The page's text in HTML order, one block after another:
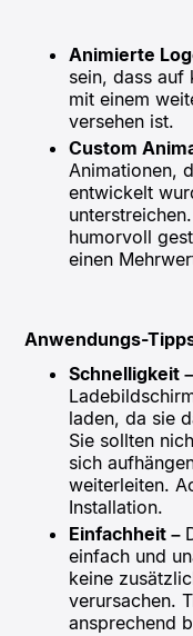
Animierte
sein, dass auf
mit einem
versehen ist.
Custom
Animationen,
entwickelt
humorvoll
einen
Anwendungs-
Schnelligkeit –
laden, da sie
Sie sollten
sich
weiterleiten.
Installation.
Einfachheit –
einfach und
keine
verursachen.
ansprechend